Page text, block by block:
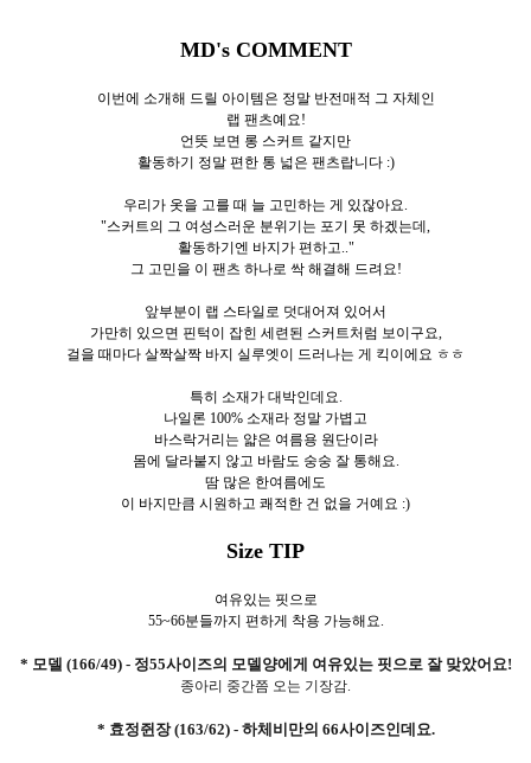
MD's COMMENT
이번에 소개해 드릴 아이템은 정말 반전매적 그 자체인
랩 팬츠예요!
언뜻 보면 롱 스커트 같지만
활동하기 정말 편한 통 넓은 팬츠랍니다 :)
우리가 옷을 고를 때 늘 고민하는 게 있잖아요.
"스커트의 그 여성스러운 분위기는 포기 못 하겠는데,
활동하기엔 바지가 편하고.."
그 고민을 이 팬츠 하나로 싹 해결해 드려요!
앞부분이 랩 스타일로 덧대어져 있어서
가만히 있으면 핀턱이 잡힌 세련된 스커트처럼 보이구요,
걸을 때마다 살짝살짝 바지 실루엣이 드러나는 게 킥이에요 ㅎㅎ
특히 소재가 대박인데요.
나일론 100% 소재라 정말 가볍고
바스락거리는 얇은 여름용 원단이라
몸에 달라붙지 않고 바람도 숭숭 잘 통해요.
땀 많은 한여름에도
이 바지만큼 시원하고 쾌적한 건 없을 거예요 :)
Size TIP
여유있는 핏으로
55~66분들까지 편하게 착용 가능해요.
* 모델 (166/49) - 정55사이즈의 모델양에게 여유있는 핏으로 잘 맞았어요!
종아리 중간쯤 오는 기장감.
* 효정쥔장 (163/62) - 하체비만의 66사이즈인데요.